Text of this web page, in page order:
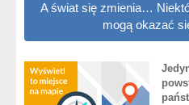
A świat się zmienia…
mogą okazać